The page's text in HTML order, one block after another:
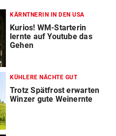
KÄRNTNERIN IN DEN USA
Kurios! WM-Starterin
lernte auf Youtube das
Gehen
KÜHLERE NÄCHTE GUT
Trotz Spätfrost erwarten
Winzer gute Weinernte